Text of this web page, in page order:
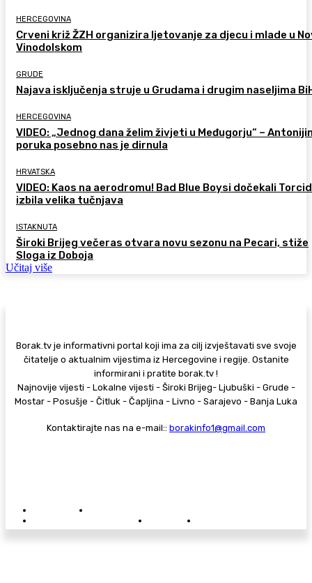
HERCEGOVINA
Crveni križ ŽZH organizira ljetovanje za djecu i mlade u
Vinodolskom
GRUDE
Najava isključenja struje u Grudama i drugim naseljima
HERCEGOVINA
VIDEO: „Jednog dana želim živjeti u Međugorju“ –
poruka posebno nas je dirnula
HRVATSKA
VIDEO: Kaos na aerodromu! Bad Blue Boysi dočekali
izbila velika tučnjava
ISTAKNUTA
Široki Brijeg večeras otvara novu sezonu na Pecari, stiže
Sloga iz Doboja
Učitaj više
Borak.tv je informativni portal koji ima za cilj izvještavati sve svoje
čitatelje o aktualnim vijestima iz Hercegovine i regije. Ostanite
informirani i pratite borak.tv !
Najnovije vijesti - Lokalne vijesti - Široki Brijeg- Ljubuški - Grude -
Mostar - Posušje - Čitluk - Čapljina - Livno - Sarajevo - Banja Luka
Kontaktirajte nas na e-mail:: borakinfo1@gmail.com